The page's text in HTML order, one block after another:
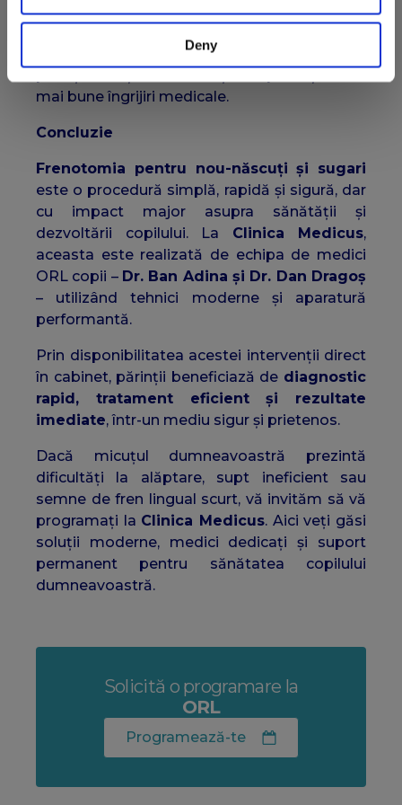
Deny
accesibilitate și grija față de familie, oferind
mai bune îngrijiri medicale.
Concluzie
Frenotomia pentru nou-născuți și sugari
este o procedură simplă, rapidă și sigură, dar
cu impact major asupra sănătății și
dezvoltării copilului. La Clinica Medicus,
aceasta este realizată de echipa de medici
ORL copii – Dr. Ban Adina și Dr. Dan Dragoș
– utilizând tehnici moderne și aparatură
performantă.
Prin disponibilitatea acestei intervenții direct
în cabinet, părinții beneficiază de diagnostic
rapid, tratament eficient și rezultate
imediate, într-un mediu sigur și prietenos.
Dacă micuțul dumneavoastră prezintă
dificultăți la alăptare, supt ineficient sau
semne de fren lingual scurt, vă invităm să vă
programați la Clinica Medicus. Aici veți găsi
soluții moderne, medici dedicați și suport
permanent pentru sănătatea copilului
dumneavoastră.
Solicită o programare la
ORL
Programează-te